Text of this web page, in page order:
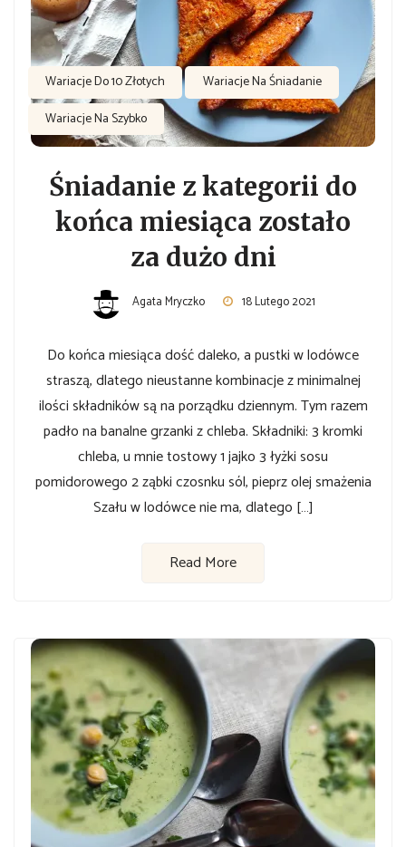
Wariacje Do 10 Złotych
Wariacje Na Śniadanie
Wariacje Na Szybko
Śniadanie z kategorii do
końca miesiąca zostało
za dużo dni
Agata Mryczko 18 Lutego 2021
Do końca miesiąca dość daleko, a pustki w lodówce
straszą, dlatego nieustanne kombinacje z minimalnej
ilości składników są na porządku dziennym. Tym razem
padło na banalne grzanki z chleba. Składniki: 3 kromki
chleba, u mnie tostowy 1 jajko 3 łyżki sosu
pomidorowego 2 ząbki czosnku sól, pieprz olej smażenia
Szału w lodówce nie ma, dlatego […]
Read More